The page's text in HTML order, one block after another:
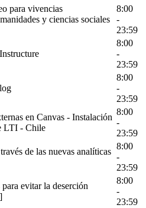
para vivencias
y ciencias sociales
8:00
-
23:59
8:00
-
23:59
8:00
-
23:59
en Canvas - Instalación
LTI - Chile
8:00
-
23:59
de las nuevas analíticas
8:00
-
23:59
evitar la deserción
8:00
-
23:59